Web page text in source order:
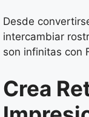
Desde
intercambiar
son infinitas con
Crea